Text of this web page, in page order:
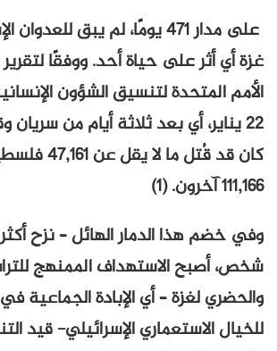
على مدار 471 يومًا، لم يبق
غزة أي أثر على حياة أحد. ووفقًا
الأمم المتحدة لتنسيق الشؤون
22 يناير، أي بعد ثلاثة أيام من سريان
كان قد قُتل ما
111,166 آخرون. (1)
وفي خضم هذا الدمار الهائل – نزح
شخص، أصبح الاستهداف الممنهج
والحضري لغزة – أي الإبادة الجماعية
للخيال الاستعماري الإسرائيلي- قيد